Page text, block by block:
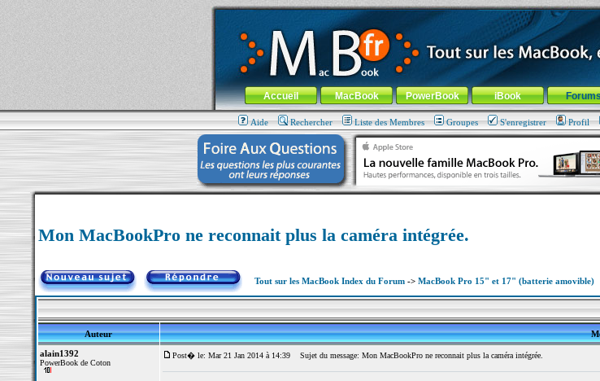
MacBook-fr.com : 100% Apple... 100% nomade !
Aller au contenu-Aller au menu général-Aller au menu de la rubrique
Menu général
Accueil MacBook PowerBook iBook
Aide Rechercher Liste des Membres Groupes S'enregistrer Profil
Mon MacBookPro ne reconnait plus la caméra intégrée.
Tout sur les MacBook Index du Forum-> MacBook Pro 15" et 17" (batterie amovible)
Auteur
alain1392
PowerBook de Coton
Post� le: Mar 21 Jan 2014 à 14:39 Sujet du message: Mon MacBookPro ne reconnait plus la caméra intégrée.